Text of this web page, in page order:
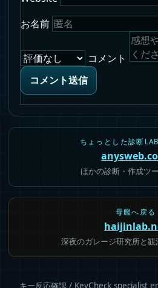
お名前
コメント
コメント送信
ちょっとした診断
ほかの診断・作成ツ
母艦へ戻る
深夜のガレージ研究所と
キー反応確認 / KeyCheck specialist